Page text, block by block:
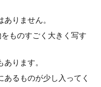
りません。
ものすごく大きく写す
ります。
るものが少し入ってく